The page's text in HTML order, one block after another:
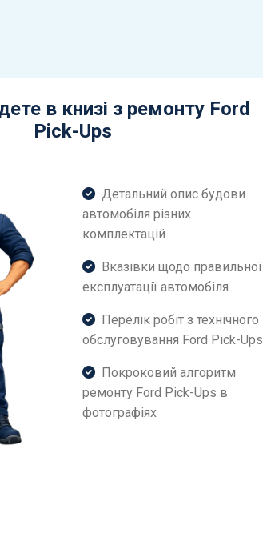
в книзі з ремонту Ford
Pick-Ups
Детальний опис будови
автомобіля різних
комплектацій
Вказівки щодо правильної
експлуатації автомобіля
Перелік робіт з технічного
обслуговування Ford Pick-Ups
Покроковий алгоритм
ремонту Ford Pick-Ups в
фотографіях